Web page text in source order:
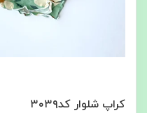
کراپ شلوار کد۳۰۳۹